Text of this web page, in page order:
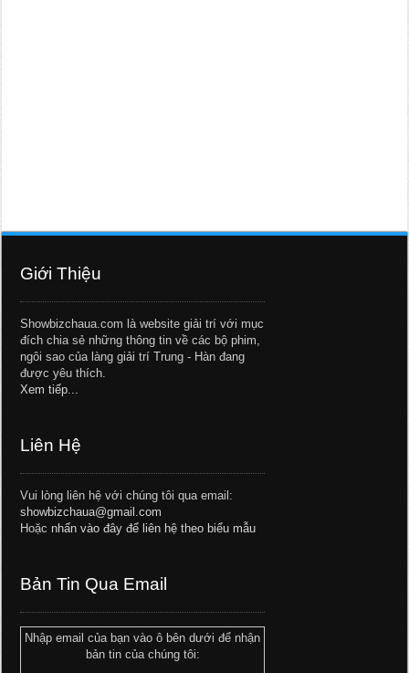
Giới Thiệu
Showbizchaua.com là website giải trí với mục
đích chia sẻ những thông tin về các bộ phim,
ngôi sao của làng giải trí Trung - Hàn đang
được yêu thích.
Xem tiếp...
Liên Hệ
Vui lòng liên hệ với chúng tôi qua email:
showbizchaua@gmail.com
Hoặc nhấn vào đây để liên hệ theo biểu mẫu
Bản Tin Qua Email
Nhập email của bạn vào ô bên dưới để nhận
bản tin của chúng tôi: